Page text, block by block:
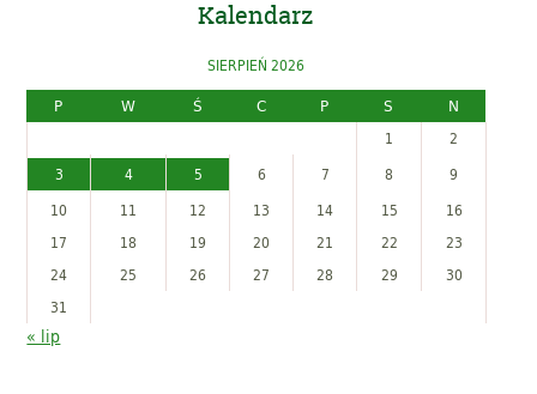
Kalendarz
SIERPIEŃ 2026
P
W Ś C P S
N
1
2
3
4 5 6 7 8
9
10
11 12 13 14 15
16
17
18 19 20 21 22
23
24
25 26 27 28 29
30
31
« lip